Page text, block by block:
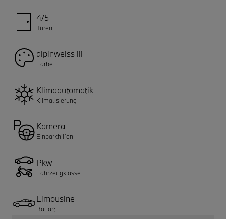
4/5
Türen
alpinweiss iii
Farbe
Klimaautomatik
Klimatisierung
Kamera
Einparkhilfen
Pkw
Fahrzeugklasse
Limousine
Bauart